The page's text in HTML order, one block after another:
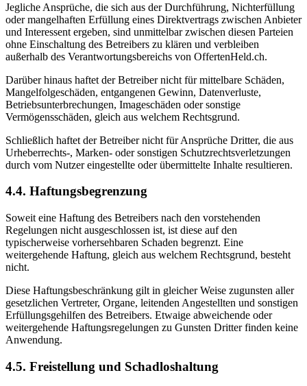
Jegliche Ansprüche, die sich aus der Durchführung, Nichterfüllung
oder mangelhaften Erfüllung eines Direktvertrags zwischen Anbieter
und Interessent ergeben, sind unmittelbar zwischen diesen Parteien
ohne Einschaltung des Betreibers zu klären und verbleiben
außerhalb des Verantwortungsbereichs von OffertenHeld.ch.
Darüber hinaus haftet der Betreiber nicht für mittelbare Schäden,
Mangelfolgeschäden, entgangenen Gewinn, Datenverluste,
Betriebsunterbrechungen, Imageschäden oder sonstige
Vermögensschäden, gleich aus welchem Rechtsgrund.
Schließlich haftet der Betreiber nicht für Ansprüche Dritter, die aus
Urheberrechts-, Marken- oder sonstigen Schutzrechtsverletzungen
durch vom Nutzer eingestellte oder übermittelte Inhalte resultieren.
4.4. Haftungsbegrenzung
Soweit eine Haftung des Betreibers nach den vorstehenden
Regelungen nicht ausgeschlossen ist, ist diese auf den
typischerweise vorhersehbaren Schaden begrenzt. Eine
weitergehende Haftung, gleich aus welchem Rechtsgrund, besteht
nicht.
Diese Haftungsbeschränkung gilt in gleicher Weise zugunsten aller
gesetzlichen Vertreter, Organe, leitenden Angestellten und sonstigen
Erfüllungsgehilfen des Betreibers. Etwaige abweichende oder
weitergehende Haftungsregelungen zu Gunsten Dritter finden keine
Anwendung.
4.5. Freistellung und Schadloshaltung